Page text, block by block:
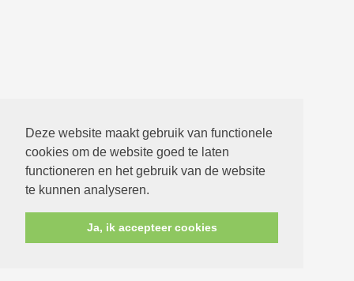
Deze website maakt gebruik van functionele
cookies om de website goed te laten
functioneren en het gebruik van de website
te kunnen analyseren.
Ja, ik accepteer cookies